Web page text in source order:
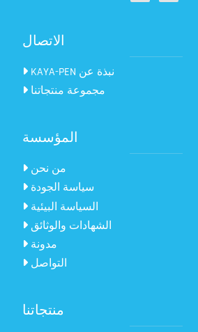
الاتصال
KAYA-PEN نبذة عن
مجموعة منتجاتنا
المؤسسة
من نحن
سياسة الجودة
السياسة البيئية
الشهادات والوثائق
مدونة
التواصل
منتجاتنا